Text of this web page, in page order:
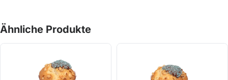
Ähnliche Produkte